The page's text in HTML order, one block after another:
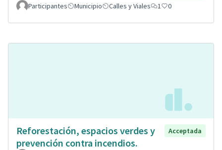
Participantes
Municipio Calles y Viales 1 0
Reforestación, espacios verdes y
prevención contra incendios.
Acceptada